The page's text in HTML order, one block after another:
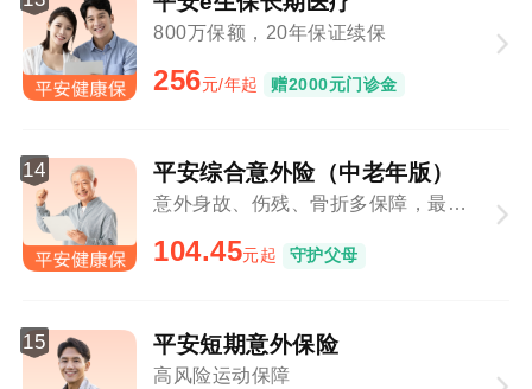
800万保额，20年保证续保
256元/年起 赠2000元门诊金
14 平安综合意外险（中老年版）
意外身故、伤残、骨折多保障，最高80周岁可投
104.45元起 守护父母
15 平安短期意外保险
高风险运动保障